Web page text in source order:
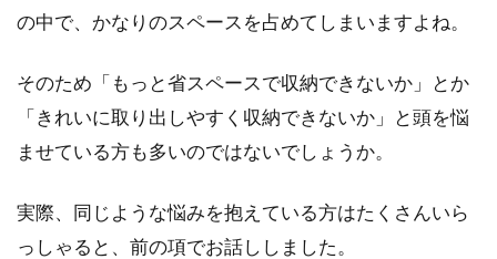
ンな部屋作りに挑戦！
ベッドルームは、一日の疲れを癒し、心と体を
の中で、かなりのスペースを占めてしまいますよね。
そのため「もっと省スペースで収納できないか」とか
「きれいに取り出しやすく収納できないか」と頭を悩
ませている方も多いのではないでしょうか。
実際、同じような悩みを抱えている方はたくさんいら
っしゃると、前の項でお話ししました。